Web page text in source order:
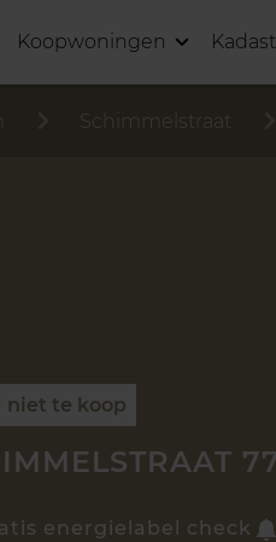
Koopwoningen
Schimmelstraat
niet te koop
energielabel check